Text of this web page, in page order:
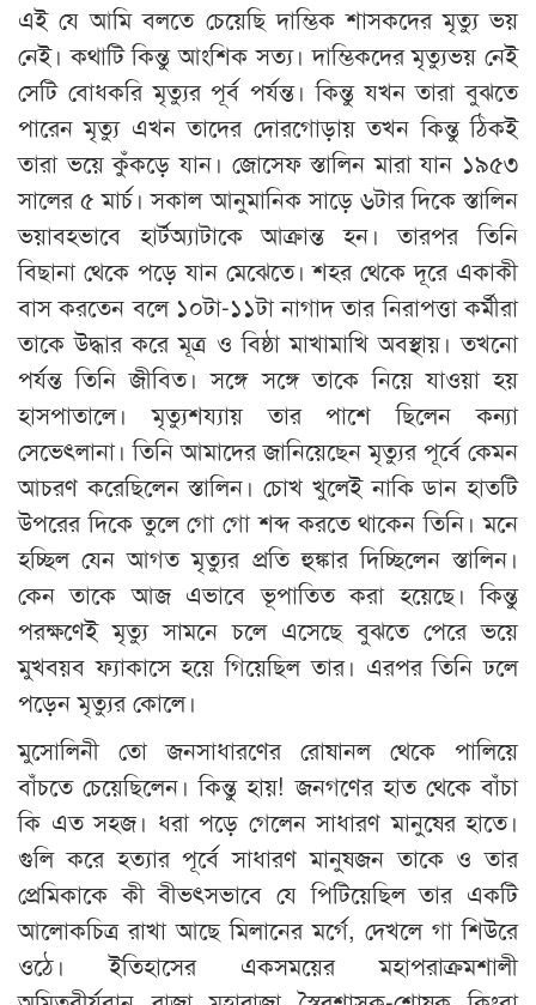
এই যে আমি বলতে চেয়েছি দাম্ভিক শাসকদের মৃত্যু ভয়
নেই। কথাটি কিন্তু আংশিক সত্য। দাম্ভিকদের মৃত্যুভয় নেই
সেটি বোধকরি মৃত্যুর পূর্ব পর্যন্ত। কিন্তু যখন তারা বুঝতে
পারেন মৃত্যু এখন তাদের দোরগোড়ায় তখন কিন্তু ঠিকই
তারা ভয়ে কুঁকড়ে যান। জোসেফ স্তালিন মারা যান ১৯৫৩
সালের ৫ মার্চ। সকাল আনুমানিক সাড়ে ৬টার দিকে স্তালিন
ভয়াবহভাবে হার্টঅ্যাটাকে আক্রান্ত হন। তারপর তিনি
বিছানা থেকে পড়ে যান মেঝেতে। শহর থেকে দূরে একাকী
বাস করতেন বলে ১০টা-১১টা নাগাদ তার নিরাপত্তা কর্মীরা
তাকে উদ্ধার করে মূত্র ও বিষ্ঠা মাখামাখি অবস্থায়। তখনো
পর্যন্ত তিনি জীবিত। সঙ্গে সঙ্গে তাকে নিয়ে যাওয়া হয়
হাসপাতালে। মৃত্যুশয্যায় তার পাশে ছিলেন কন্যা
সেভেৎলানা। তিনি আমাদের জানিয়েছেন মৃত্যুর পূর্বে কেমন
আচরণ করেছিলেন স্তালিন। চোখ খুলেই নাকি ডান হাতটি
উপরের দিকে তুলে গো গো শব্দ করতে থাকেন তিনি। মনে
হচ্ছিল যেন আগত মৃত্যুর প্রতি হুঙ্কার দিচ্ছিলেন স্তালিন।
কেন তাকে আজ এভাবে ভূপাতিত করা হয়েছে। কিন্তু
পরক্ষণেই মৃত্যু সামনে চলে এসেছে বুঝতে পেরে ভয়ে
মুখবয়ব ফ্যাকাসে হয়ে গিয়েছিল তার। এরপর তিনি ঢলে
পড়েন মৃত্যুর কোলে।
মুসোলিনী তো জনসাধারণের রোষানল থেকে পালিয়ে
বাঁচতে চেয়েছিলেন। কিন্তু হায়! জনগণের হাত থেকে বাঁচা
কি এত সহজ। ধরা পড়ে গেলেন সাধারণ মানুষের হাতে।
গুলি করে হত্যার পূর্বে সাধারণ মানুষজন তাকে ও তার
প্রেমিকাকে কী বীভৎসভাবে যে পিটিয়েছিল তার একটি
আলোকচিত্র রাখা আছে মিলানের মর্গে, দেখলে গা শিউরে
ওঠে। ইতিহাসের একসময়ের মহাপরাক্রমশালী